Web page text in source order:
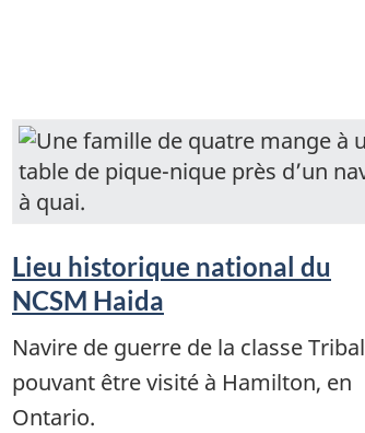
Lieu historique national du
NCSM Haida
Navire de guerre de la classe Tribal
pouvant être visité à Hamilton, en
Ontario.